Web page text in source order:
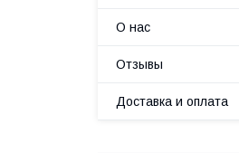
О нас
Отзывы
Доставка и оплата